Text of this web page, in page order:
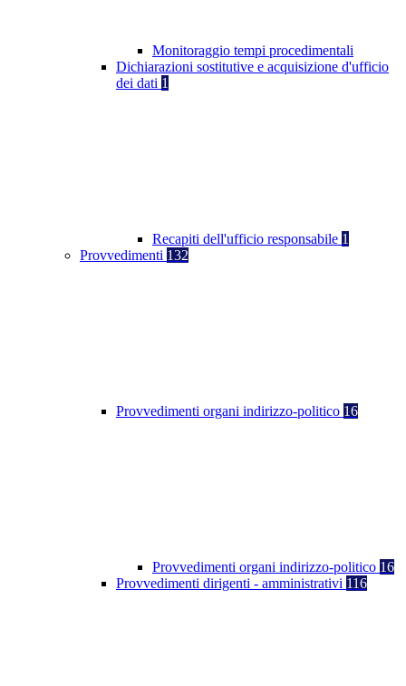
Monitoraggio tempi procedimentali
Dichiarazioni sostitutive e acquisizione d'ufficio
dei dati 1
Recapiti dell'ufficio responsabile 1
Provvedimenti 132
Provvedimenti organi indirizzo-politico 16
Provvedimenti organi indirizzo-politico 16
Provvedimenti dirigenti - amministrativi 116